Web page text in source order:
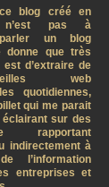
ce blog créé en
pas à
un blog
donne que très
d’extraire de
web
quotidiennes,
qui me parait
sur des
rapportant
indirectement à
l’information
entreprises et